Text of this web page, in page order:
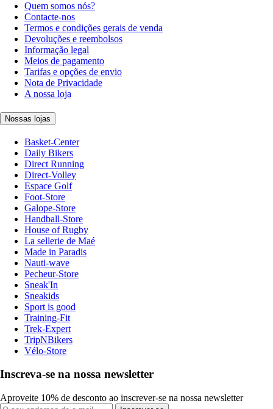
Quem somos nós?
Contacte-nos
Termos e condições gerais de venda
Devoluções e reembolsos
Informação legal
Meios de pagamento
Tarifas e opções de envio
Nota de Privacidade
A nossa loja
Nossas lojas
Basket-Center
Daily Bikers
Direct Running
Direct-Volley
Espace Golf
Foot-Store
Galope-Store
Handball-Store
House of Rugby
La sellerie de Maé
Made in Paradis
Nauti-wave
Pecheur-Store
Sneak'In
Sneakids
Sport is good
Training-Fit
Trek-Expert
TripNBikers
Vélo-Store
Inscreva-se na nossa newsletter
Aproveite 10% de desconto ao inscrever-se na nossa newsletter